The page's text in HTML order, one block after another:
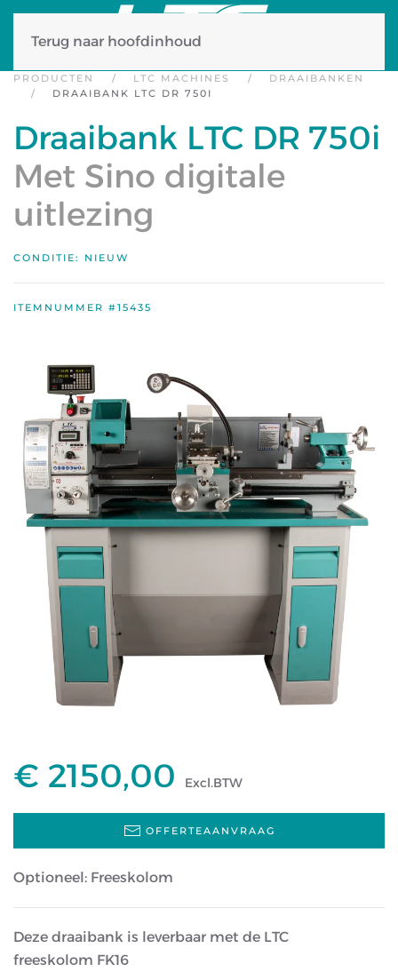
Terug naar hoofdinhoud
PRODUCTEN LTC MACHINES
DRAAIBANKEN
DRAAIBANK LTC DR 750I
Draaibank LTC DR 750i
Met Sino digitale
uitlezing
CONDITIE: NIEUW
ITEMNUMMER #15435
€ 2150,00 Excl.BTW
OFFERTEAANVRAAG
Optioneel: Freeskolom
Deze draaibank is leverbaar met de LTC
freeskolom FK16